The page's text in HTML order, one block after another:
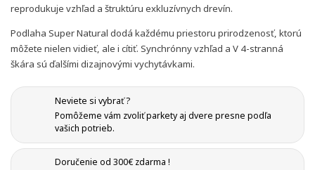
reprodukuje vzhľad a štruktúru exkluzívnych drevín.
Podlaha Super Natural dodá každému priestoru prirodzenosť, ktorú
môžete nielen vidieť, ale i cítiť. Synchrónny vzhľad a V 4-stranná
škára sú ďalšími dizajnovými vychytávkami.
Neviete si vybrať ?
Pomôžeme vám zvoliť parkety aj dvere presne podľa
vašich potrieb.
Doručenie od 300€ zdarma !